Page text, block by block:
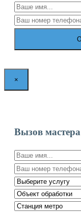
×
Вызов мастера